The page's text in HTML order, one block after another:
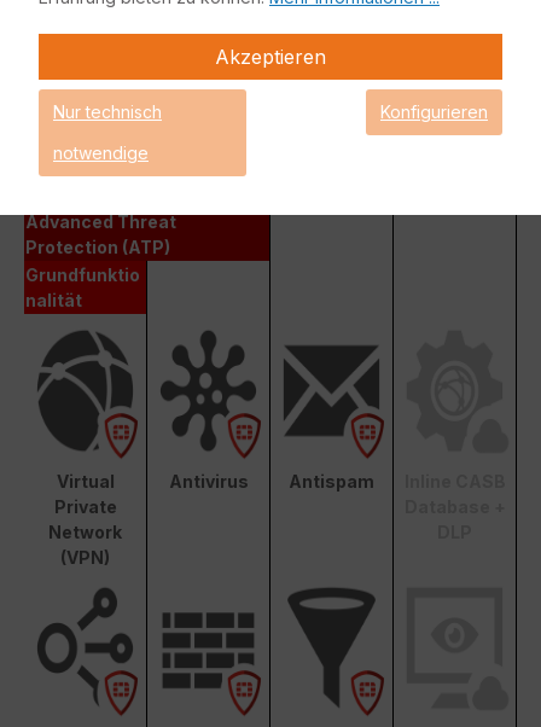
Hardware-Appliance auch FortiCare und FortiGuard.
Fortinet Unified Threat Protection (UTP)
Enterprise Protection
Advanced Threat
Protection (ATP)
Grundfunktio
nalität
Virtual
Private
Network
(VPN)
Antivirus Antispam
Akzeptieren
Nur technisch
notwendige
Konfigurieren